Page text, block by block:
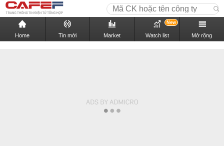
Home Tin mới Market Watch list
New
Mở rộng